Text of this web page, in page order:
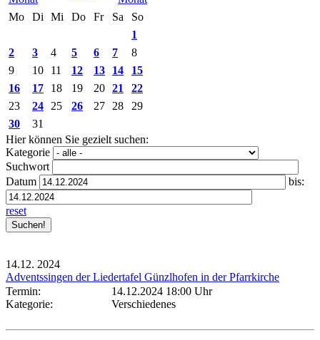
Mo
Di Mi Do Fr Sa
So
1
2
3 4 5 6 7
8
9
10 11 12 13 14
15
16
17 18 19 20 21
22
23
24 25 26 27 28
29
30
31
Hier können Sie gezielt suchen:
Kategorie
Suchwort
Datum
bis:
reset
14.12. 2024
Adventssingen der Liedertafel Günzlhofen in der Pfarrkirche
Termin:
14.12.2024 18:00 Uhr
Kategorie:
Verschiedenes